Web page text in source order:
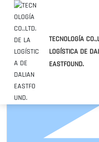
TECNOLOGÍA
LOGÍSTICA DE
EASTFOUND.